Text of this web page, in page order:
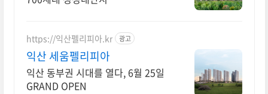
https://익산펠리피아.kr 광고
익산 세움펠리피아
익산 동부권 시대를 열다, 6월 25일
GRAND OPEN